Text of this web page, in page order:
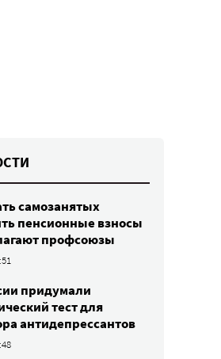
самозанятых
пенсионные взносы
профсоюзы
придумали
тест для
антидепрессантов